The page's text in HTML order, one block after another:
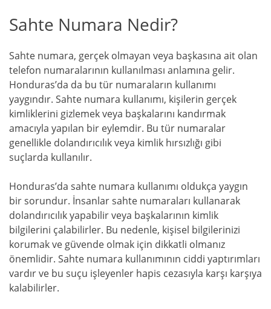
Sahte Numara Nedir?
Sahte numara, gerçek olmayan veya başkasına ait olan
telefon numaralarının kullanılması anlamına gelir.
Honduras’da da bu tür numaraların kullanımı
yaygındır. Sahte numara kullanımı, kişilerin gerçek
kimliklerini gizlemek veya başkalarını kandırmak
amacıyla yapılan bir eylemdir. Bu tür numaralar
genellikle dolandırıcılık veya kimlik hırsızlığı gibi
suçlarda kullanılır.
Honduras’da sahte numara kullanımı oldukça yaygın
bir sorundur. İnsanlar sahte numaraları kullanarak
dolandırıcılık yapabilir veya başkalarının kimlik
bilgilerini çalabilirler. Bu nedenle, kişisel bilgilerinizi
korumak ve güvende olmak için dikkatli olmanız
önemlidir. Sahte numara kullanımının ciddi yaptırımları
vardır ve bu suçu işleyenler hapis cezasıyla karşı karşıya
kalabilirler.